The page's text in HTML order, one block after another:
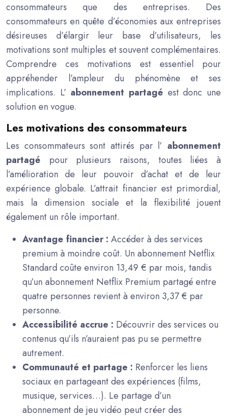
consommateurs que des entreprises. Des
consommateurs en quête d’économies aux entreprises
désireuses d’élargir leur base d’utilisateurs, les
motivations sont multiples et souvent complémentaires.
Comprendre ces motivations est essentiel pour
appréhender l’ampleur du phénomène et ses
implications. L’ abonnement partagé est donc une
solution en vogue.
Les motivations des consommateurs
Les consommateurs sont attirés par l’ abonnement
partagé pour plusieurs raisons, toutes liées à
l’amélioration de leur pouvoir d’achat et de leur
expérience globale. L’attrait financier est primordial,
mais la dimension sociale et la flexibilité jouent
également un rôle important.
Avantage financier : Accéder à des services
premium à moindre coût. Un abonnement Netflix
Standard coûte environ 13,49 € par mois, tandis
qu’un abonnement Netflix Premium partagé entre
quatre personnes revient à environ 3,37 € par
personne.
Accessibilité accrue : Découvrir des services ou
contenus qu’ils n’auraient pas pu se permettre
autrement.
Communauté et partage : Renforcer les liens
sociaux en partageant des expériences (films,
musique, services…). Le partage d’un
abonnement de jeu vidéo peut créer des